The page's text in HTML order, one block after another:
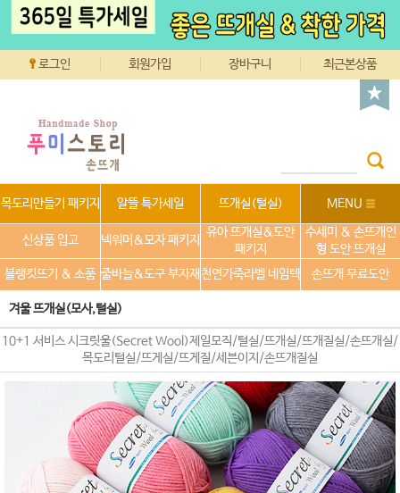
로그인 회원가입 장바구니 최근본상품
목도리만들기 패키지 알뜰 특가세일 뜨개실(털실) MENU
신상품 입고 넥워머&모자 패키지
유아 뜨개실&도안
패키지
수세미 & 손뜨개인
형 도안 뜨개실
블랭킷뜨기 & 소품 줄바늘&도구 부자재 천연가죽라벨 네임텍 손뜨개 무료도안
겨울 뜨개실(모사,털실)
10+1 서비스 시크릿울(Secret Wool)제일모직/털실/뜨개실/뜨개질실/손뜨개실/
목도리털실/뜨게실/뜨게질/세븐이지/손뜨개질실